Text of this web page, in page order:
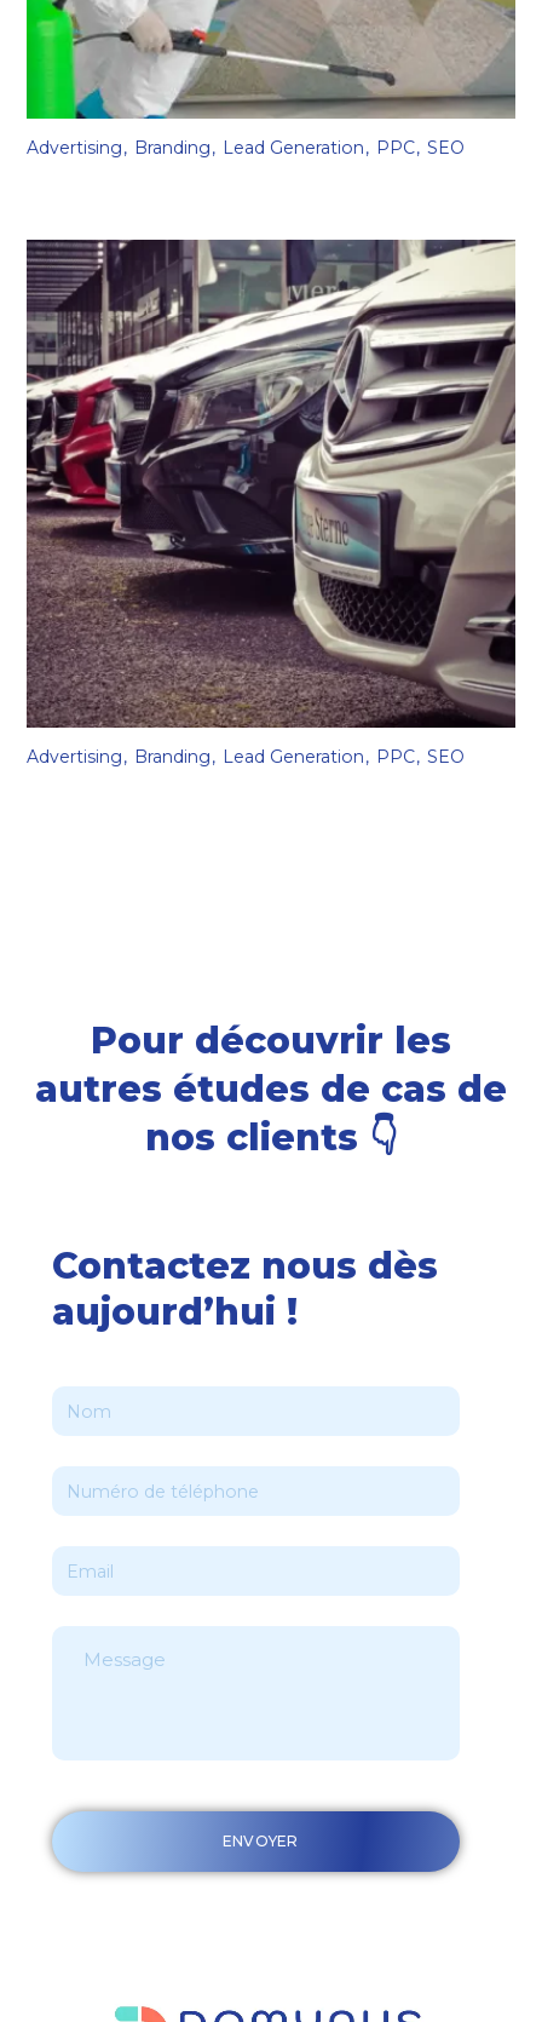
Advertising Branding Lead Generation PPC SEO
Advertising Branding Lead Generation PPC SEO
Pour découvrir les
autres études de cas de
nos clients 👇
Contactez nous dès
aujourd’hui !
ENVOYER